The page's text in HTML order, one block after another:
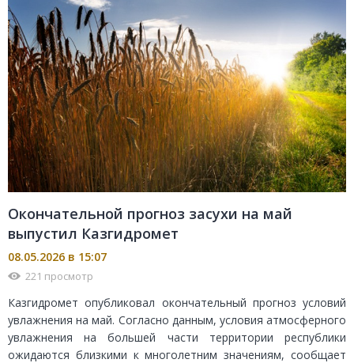
Окончательной прогноз засухи на май
выпустил Казгидромет
08.05.2026 в 15:07
221 просмотр
Казгидромет опубликовал окончательный прогноз условий
увлажнения на май. Согласно данным, условия атмосферного
увлажнения на большей части территории республики
ожидаются близкими к многолетним значениям, сообщает